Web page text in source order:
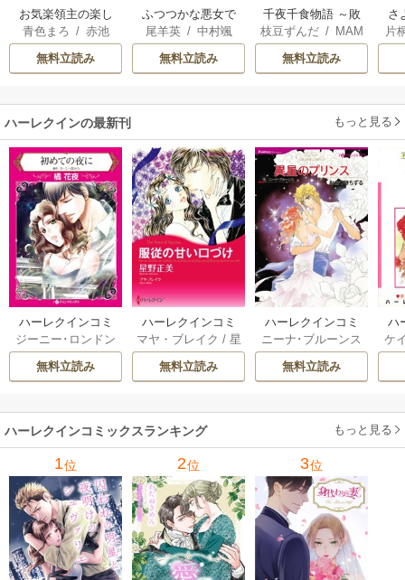
お気楽領主の楽し
い領地防衛
青色まろ / 赤池
宗
/ 転
無料立読み
ふつつかな悪女で
はございますが ～
雛宮蝶鼠とりかえ
伝～
尾羊英/ 中村颯
/ ゆき哉
無料立読み
千夜千食物語 ～敗
国の姫ですが氷の
皇子殿下がどうも
溺愛してくれてい
枝豆ずんだ/ MAM
AKOTO
/ 鴉羽凛燈
無料立読み
さ
冷
片
ハーレクインの最新刊 もっと見る
ハーレクインコミ
ックス セット 202
6年 vol.1064 1巻
ジーニー･ロンドン
橘花夜/ メアリ
ー･ライアンズ
ーガン/星合操/ア
ン･ウィール/ 津寺
里可子
無料立読み
ハーレクインコミ
ックス セット 202
6年 vol.1002 1巻
マヤ・ブレイク / 星
野正美/ ヘレン･ブ
ルックス/のわきね
ウェイ/一重夕子
無料立読み
ハーレクインコミ
ックス セット 202
6年 vol.1063 1巻
ニーナ･ブルーンス
おおつきちずる
レベッカ･ヨーク
ーディ/海野みつる
サラ･ウッド/流
水凛子
無料立読み
ハ
ッ
ケ
ザ
ハーレクインコミックスランキング もっと見る
1位 2位 3位